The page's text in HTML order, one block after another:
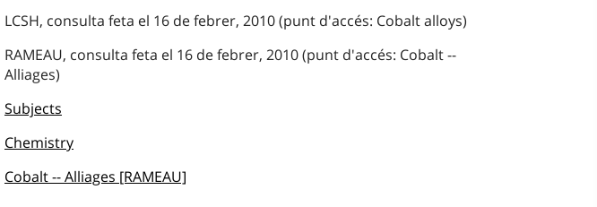
LCSH, consulta feta el 16 de febrer, 2010 (punt d'accés: Cobalt alloys)
RAMEAU, consulta feta el 16 de febrer, 2010 (punt d'accés: Cobalt --
Alliages)
Subjects
Chemistry
Cobalt -- Alliages [RAMEAU]